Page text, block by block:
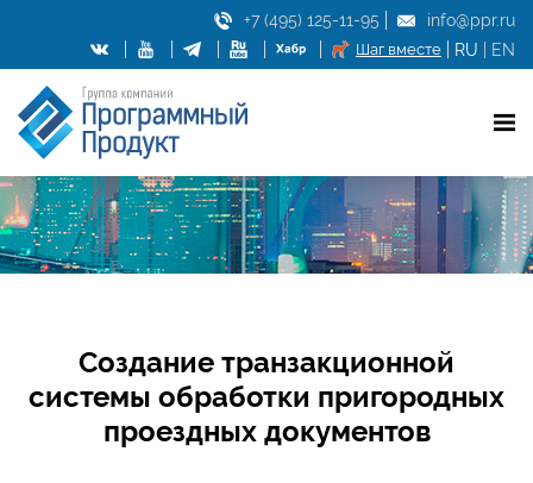
+7 (495) 125-11-95
info@ppr.ru
RU
EN
Шаг вместе
Создание транзакционной
системы обработки пригородных
проездных документов